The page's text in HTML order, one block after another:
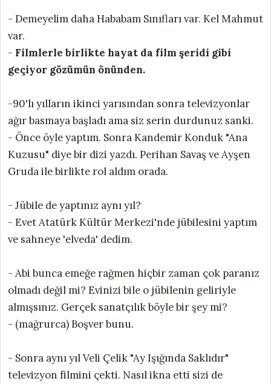
- Demeyelim daha Hababam Sınıfları var. Kel Mahmut
var.
- Filmlerle birlikte hayat da film şeridi gibi
geçiyor gözümün önünden.
-90'lı yılların ikinci yarısından sonra televizyonlar
ağır basmaya başladı ama siz serin durdunuz sanki.
- Önce öyle yaptım. Sonra Kandemir Konduk "Ana
Kuzusu" diye bir dizi yazdı. Perihan Savaş ve Ayşen
Gruda ile birlikte rol aldım orada.
- Jübile de yaptınız aynı yıl?
- Evet Atatürk Kültür Merkezi'nde jübilesini yaptım
ve sahneye 'elveda' dedim.
- Abi bunca emeğe rağmen hiçbir zaman çok paranız
olmadı değil mi? Evinizi bile o jübilenin geliriyle
almışsınız. Gerçek sanatçılık böyle bir şey mi?
- (mağrurca) Boşver bunu.
- Sonra aynı yıl Veli Çelik "Ay Işığında Saklıdır"
televizyon filmini çekti. Nasıl ikna etti sizi de